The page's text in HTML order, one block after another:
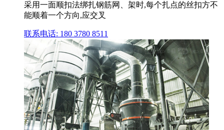
采用一面顺扣法绑扎钢筋网、架时,每个扎点的丝扣方不
能顺着一个方向,应交叉
联系电话: 180 3780 8511